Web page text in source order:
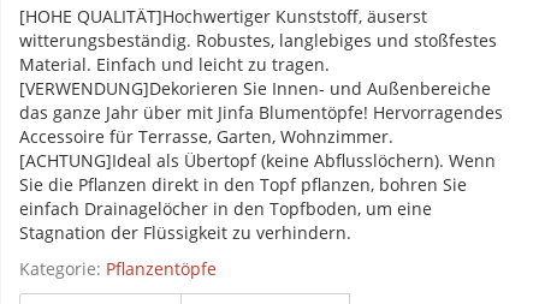
[HOHE QUALITÄT]Hochwertiger Kunststoff, äuserst
witterungsbeständig. Robustes, langlebiges und stoßfestes
Material. Einfach und leicht zu tragen.
[VERWENDUNG]Dekorieren Sie Innen- und Außenbereiche
das ganze Jahr über mit Jinfa Blumentöpfe! Hervorragendes
Accessoire für Terrasse, Garten, Wohnzimmer.
[ACHTUNG]Ideal als Übertopf (keine Abflusslöchern). Wenn
Sie die Pflanzen direkt in den Topf pflanzen, bohren Sie
einfach Drainagelöcher in den Topfboden, um eine
Stagnation der Flüssigkeit zu verhindern.
Kategorie: Pflanzentöpfe